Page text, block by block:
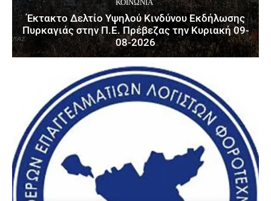
ΚΟΙΝΩΝΙΑ
Έκτακτο Δελτίο Υψηλού Κινδύνου Εκδήλωσης
Πυρκαγιάς στην Π.Ε. Πρέβεζας την Κυριακή 09-
08-2026